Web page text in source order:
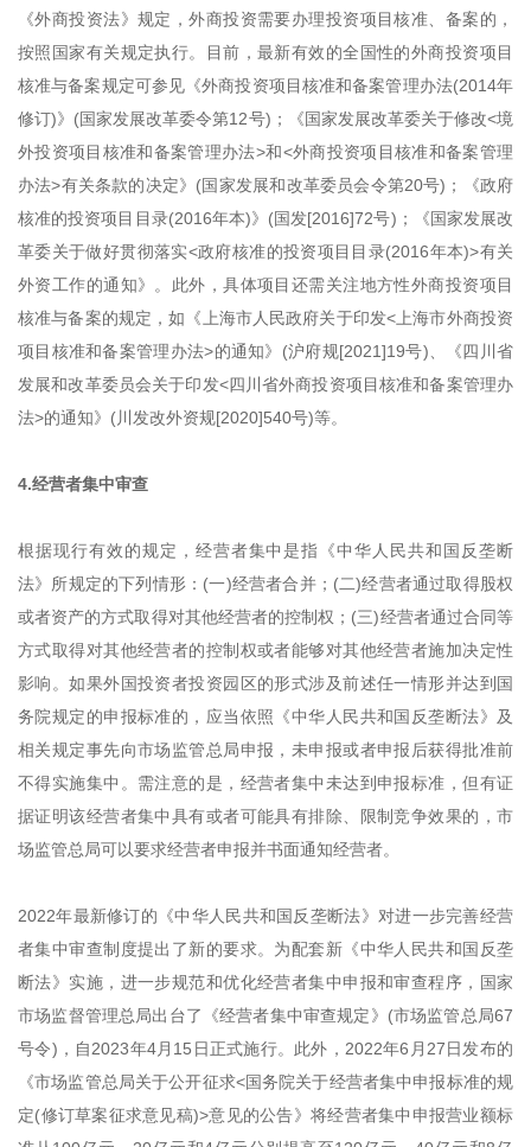
《外商投资法》规定，外商投资需要办理投资项目核准、备案的，
按照国家有关规定执行。目前，最新有效的全国性的外商投资项目
核准与备案规定可参见《外商投资项目核准和备案管理办法(2014年
修订)》(国家发展改革委令第12号)；《国家发展改革委关于修改<境
外投资项目核准和备案管理办法>和<外商投资项目核准和备案管理
办法>有关条款的决定》(国家发展和改革委员会令第20号)；《政府
核准的投资项目目录(2016年本)》(国发[2016]72号)；《国家发展改
革委关于做好贯彻落实<政府核准的投资项目目录(2016年本)>有关
外资工作的通知》。此外，具体项目还需关注地方性外商投资项目
核准与备案的规定，如《上海市人民政府关于印发<上海市外商投资
项目核准和备案管理办法>的通知》(沪府规[2021]19号)、《四川省
发展和改革委员会关于印发<四川省外商投资项目核准和备案管理办
法>的通知》(川发改外资规[2020]540号)等。
4.经营者集中审查
根据现行有效的规定，经营者集中是指《中华人民共和国反垄断
法》所规定的下列情形：(一)经营者合并；(二)经营者通过取得股权
或者资产的方式取得对其他经营者的控制权；(三)经营者通过合同等
方式取得对其他经营者的控制权或者能够对其他经营者施加决定性
影响。如果外国投资者投资园区的形式涉及前述任一情形并达到国
务院规定的申报标准的，应当依照《中华人民共和国反垄断法》及
相关规定事先向市场监管总局申报，未申报或者申报后获得批准前
不得实施集中。需注意的是，经营者集中未达到申报标准，但有证
据证明该经营者集中具有或者可能具有排除、限制竞争效果的，市
场监管总局可以要求经营者申报并书面通知经营者。
2022年最新修订的《中华人民共和国反垄断法》对进一步完善经营
者集中审查制度提出了新的要求。为配套新《中华人民共和国反垄
断法》实施，进一步规范和优化经营者集中申报和审查程序，国家
市场监督管理总局出台了《经营者集中审查规定》(市场监管总局67
号令)，自2023年4月15日正式施行。此外，2022年6月27日发布的
《市场监管总局关于公开征求<国务院关于经营者集中申报标准的规
定(修订草案征求意见稿)>意见的公告》将经营者集中申报营业额标